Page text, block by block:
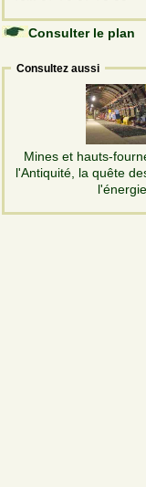
Consulter le plan
Consultez aussi
Mines et hauts-
l'Antiquité, la quête
l'énergie